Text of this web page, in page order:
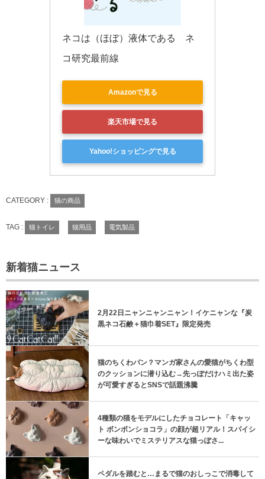
ネコは（ほぼ）液体である　ネ
コ研究最前線
Amazonで見る
楽天市場で見る
Yahoo!ショッピングで見る
CATEGORY : 猫の商品
TAG : 猫トイレ 猫用品 電気製品
新着猫ニュース
2月22日ニャンニャンニャン！イケニャンな『炭
黒ネコ石鹸＋猫巾着SET』限定発売
猫のちくわパン？マンガ家さんの愛猫がちくわ型
のクッションに潜り込む→先っぽだけハミ出た姿
が可愛すぎるとSNSで話題沸騰
4種類の猫をモデルにしたチョコレート「キャッ
ト ボンボンショコラ」の顔が超リアル！スパイシ
ーな味わいでミステリアスな猫っぽさ...
ペダルを踏むと…まるで猫のおしっこで消毒して